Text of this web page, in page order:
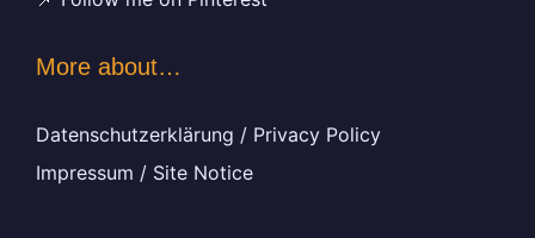
More about…
Datenschutzerklärung / Privacy Policy
Impressum / Site Notice